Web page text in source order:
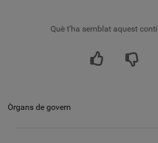
Què t’ha semblat aquest
Òrgans de govern